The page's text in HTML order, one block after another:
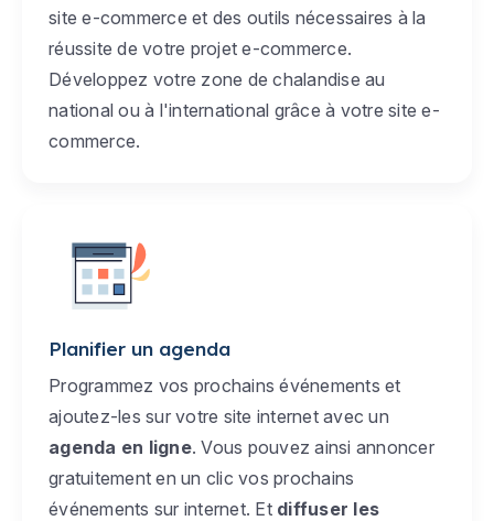
site e-commerce et des outils nécessaires à la
réussite de votre projet e-commerce.
Développez votre zone de chalandise au
national ou à l'international grâce à votre site e-
commerce.
Planifier un agenda
Programmez vos prochains événements et
ajoutez-les sur votre site internet avec un
agenda en ligne. Vous pouvez ainsi annoncer
gratuitement en un clic vos prochains
événements sur internet. Et diffuser les